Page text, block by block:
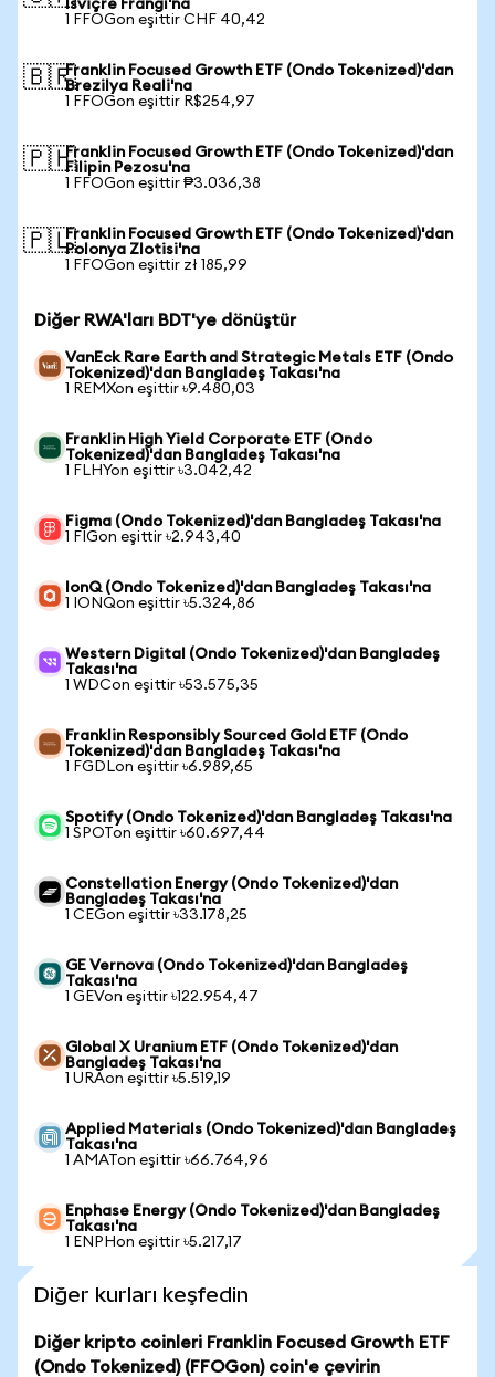
İsviçre Frangı'na
1 FFOGon eşittir CHF 40,42
🇧🇷Franklin Focused Growth ETF (Ondo Tokenized)'dan
Brezilya Reali'na
1 FFOGon eşittir R$254,97
🇵🇭Franklin Focused Growth ETF (Ondo Tokenized)'dan
Filipin Pezosu'na
1 FFOGon eşittir ₱3.036,38
🇵🇱Franklin Focused Growth ETF (Ondo Tokenized)'dan
Polonya Zlotisi'na
1 FFOGon eşittir zł 185,99
Diğer RWA'ları BDT'ye dönüştür
VanEck Rare Earth and Strategic Metals ETF (Ondo
Tokenized)'dan Bangladeş Takası'na
1 REMXon eşittir ৳9.480,03
Franklin High Yield Corporate ETF (Ondo
Tokenized)'dan Bangladeş Takası'na
1 FLHYon eşittir ৳3.042,42
Figma (Ondo Tokenized)'dan Bangladeş Takası'na
1 FIGon eşittir ৳2.943,40
IonQ (Ondo Tokenized)'dan Bangladeş Takası'na
1 IONQon eşittir ৳5.324,86
Western Digital (Ondo Tokenized)'dan Bangladeş
Takası'na
1 WDCon eşittir ৳53.575,35
Franklin Responsibly Sourced Gold ETF (Ondo
Tokenized)'dan Bangladeş Takası'na
1 FGDLon eşittir ৳6.989,65
Spotify (Ondo Tokenized)'dan Bangladeş Takası'na
1 SPOTon eşittir ৳60.697,44
Constellation Energy (Ondo Tokenized)'dan
Bangladeş Takası'na
1 CEGon eşittir ৳33.178,25
GE Vernova (Ondo Tokenized)'dan Bangladeş
Takası'na
1 GEVon eşittir ৳122.954,47
Global X Uranium ETF (Ondo Tokenized)'dan
Bangladeş Takası'na
1 URAon eşittir ৳5.519,19
Applied Materials (Ondo Tokenized)'dan Bangladeş
Takası'na
1 AMATon eşittir ৳66.764,96
Enphase Energy (Ondo Tokenized)'dan Bangladeş
Takası'na
1 ENPHon eşittir ৳5.217,17
Diğer kurları keşfedin
Diğer kripto coinleri Franklin Focused Growth ETF
(Ondo Tokenized) (FFOGon) coin'e çevirin